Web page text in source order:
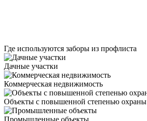
Где используются заборы из профлиста
Дачные участки
Коммерческая недвижимость
Объекты с повышенной степенью охраны
Промышленные объекты